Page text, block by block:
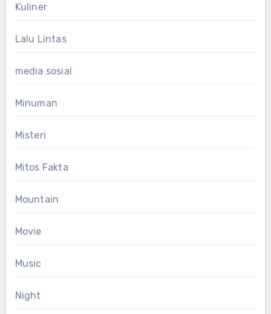
Kuliner
Lalu Lintas
media sosial
Minuman
Misteri
Mitos Fakta
Mountain
Movie
Music
Night